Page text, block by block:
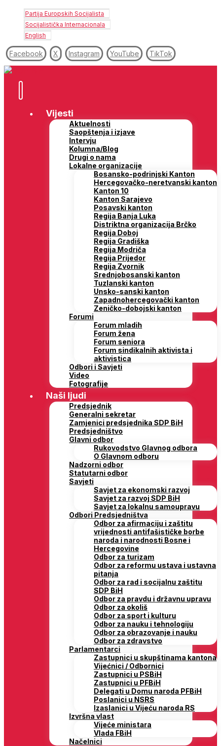
Partija Europskih Socijalista
Socijalistička Internacionala
English
Facebook X Instagram YouTube TikTok
Vijesti
Aktuelnosti
Saopštenja i izjave
Intervju
Kolumna/Blog
Drugi o nama
Lokalne organizacije
Bosansko-podrinjski Kanton
Hercegovačko-neretvanski kanton
Kanton 10
Kanton Sarajevo
Posavski kanton
Regija Banja Luka
Distriktna organizacija Brčko
Regija Doboj
Regija Gradiška
Regija Modriča
Regija Prijedor
Regija Zvornik
Srednjobosanski kanton
Tuzlanski kanton
Unsko-sanski kanton
Zapadnohercegovački kanton
Zeničko-dobojski kanton
Forumi
Forum mladih
Forum žena
Forum seniora
Forum sindikalnih aktivista i
aktivistica
Odbori i Savjeti
Video
Fotografije
Naši ljudi
Predsjednik
Generalni sekretar
Zamjenici predsjednika SDP BiH
Predsjedništvo
Glavni odbor
Rukovodstvo Glavnog odbora
O Glavnom odboru
Nadzorni odbor
Statutarni odbor
Savjeti
Savjet za ekonomski razvoj
Savjet za razvoj SDP BiH
Savjet za lokalnu samoupravu
Odbori Predsjedništva
Odbor za afirmaciju i zaštitu
vrijednosti antifašističke borbe
naroda i narodnosti Bosne i
Hercegovine
Odbor za turizam
Odbor za reformu ustava i ustavna
pitanja
Odbor za rad i socijalnu zaštitu
SDP BiH
Odbor za pravdu i državnu upravu
Odbor za okoliš
Odbor za sport i kulturu
Odbor za nauku i tehnologiju
Odbor za obrazovanje i nauku
Odbor za zdravstvo
Parlamentarci
Zastupnici u skupštinama kantona
Vijećnici / Odbornici
Zastupnici u PSBiH
Zastupnici u PFBiH
Delegati u Domu naroda PFBiH
Poslanici u NSRS
Izaslanici u Vijeću naroda RS
Izvršna vlast
Vijeće ministara
Vlada FBiH
Načelnici